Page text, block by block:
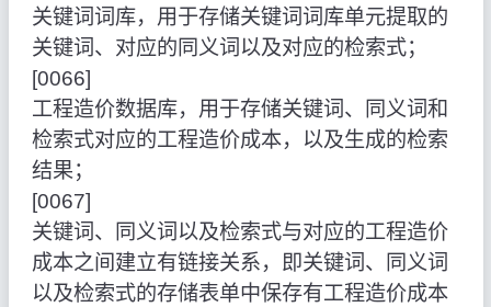
关键词词库，用于存储关键词词库单元提取的
关键词、对应的同义词以及对应的检索式；
[0066]
工程造价数据库，用于存储关键词、同义词和
检索式对应的工程造价成本，以及生成的检索
结果；
[0067]
关键词、同义词以及检索式与对应的工程造价
成本之间建立有链接关系，即关键词、同义词
以及检索式的存储表单中保存有工程造价成本